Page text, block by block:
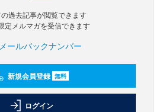
の過去記事が閲覧できます
定メルマガを受信できます
メールバックナンバー
新規会員登録 無料
ログイン